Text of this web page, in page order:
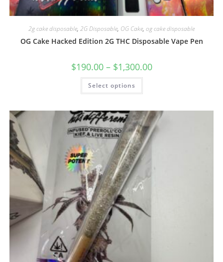
2g cake disposable, 2G Disposable, OG Cake, og cake disposable
OG Cake Hacked Edition 2G THC Disposable Vape Pen
$190.00 – $1,300.00
Select options